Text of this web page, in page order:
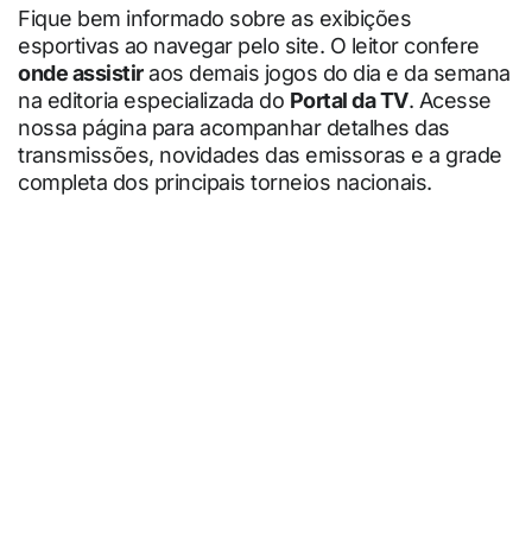
Fique bem informado sobre as exibições
esportivas ao navegar pelo site. O leitor confere
onde assistiraos demais jogos do dia e da semana
na editoria especializada do Portal da TV. Acesse
nossa página para acompanhar detalhes das
transmissões, novidades das emissoras e a grade
completa dos principais torneios nacionais.